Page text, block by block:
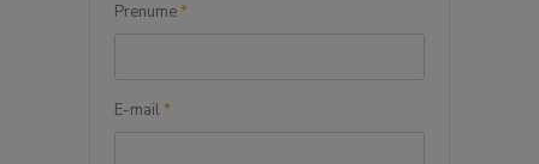
Prenume*
E-mail*